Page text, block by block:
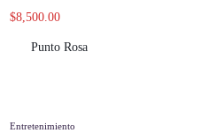
$8,500.00
Punto Rosa
Entretenimiento